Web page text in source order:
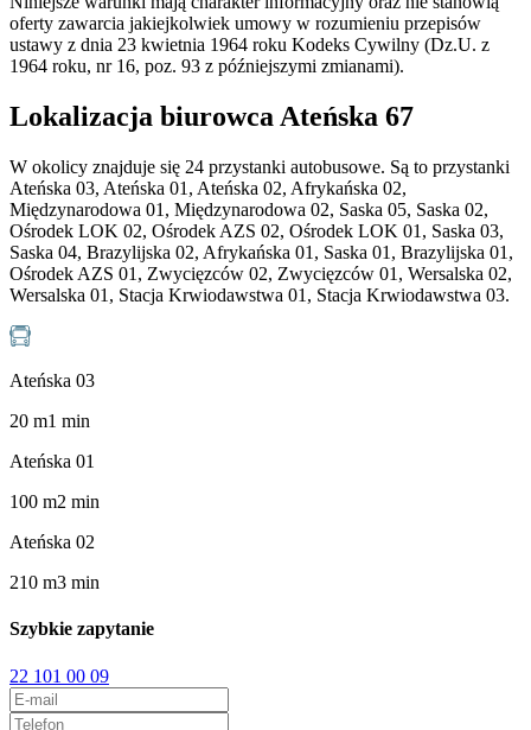
oferty zawarcia jakiejkolwiek umowy w rozumieniu przepisów
ustawy z dnia 23 kwietnia 1964 roku Kodeks Cywilny (Dz.U. z
1964 roku, nr 16, poz. 93 z późniejszymi zmianami).
Lokalizacja biurowca Ateńska 67
W okolicy znajduje się 24 przystanki autobusowe. Są to przystanki
Ateńska 03, Ateńska 01, Ateńska 02, Afrykańska 02,
Międzynarodowa 01, Międzynarodowa 02, Saska 05, Saska 02,
Ośrodek LOK 02, Ośrodek AZS 02, Ośrodek LOK 01, Saska 03,
Saska 04, Brazylijska 02, Afrykańska 01, Saska 01, Brazylijska 01,
Ośrodek AZS 01, Zwycięzców 02, Zwycięzców 01, Wersalska 02,
Wersalska 01, Stacja Krwiodawstwa 01, Stacja Krwiodawstwa 03.
Ateńska 03
20 m1 min
Ateńska 01
100 m2 min
Ateńska 02
210 m3 min
Szybkie zapytanie
22 101 00 09